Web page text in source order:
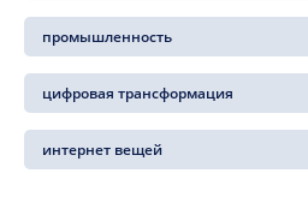
промышленность
цифровая трансформация
интернет вещей